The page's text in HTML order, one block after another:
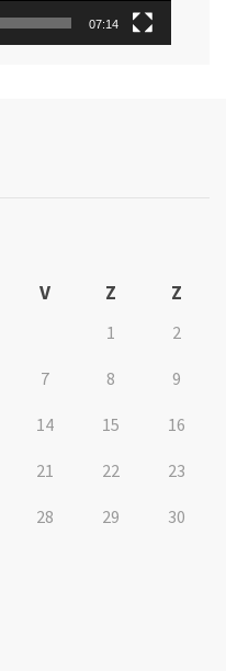
07:14
V Z Z
1 2
7 8 9
14 15 16
21 22 23
28 29 30